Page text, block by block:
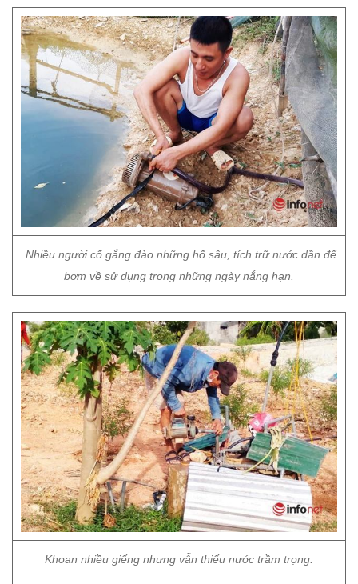
Nhiều người cố gắng đào những hố sâu, tích trữ nước dần để
bơm về sử dụng trong những ngày nắng hạn.
Khoan nhiều giếng nhưng vẫn thiếu nước trầm trọng.